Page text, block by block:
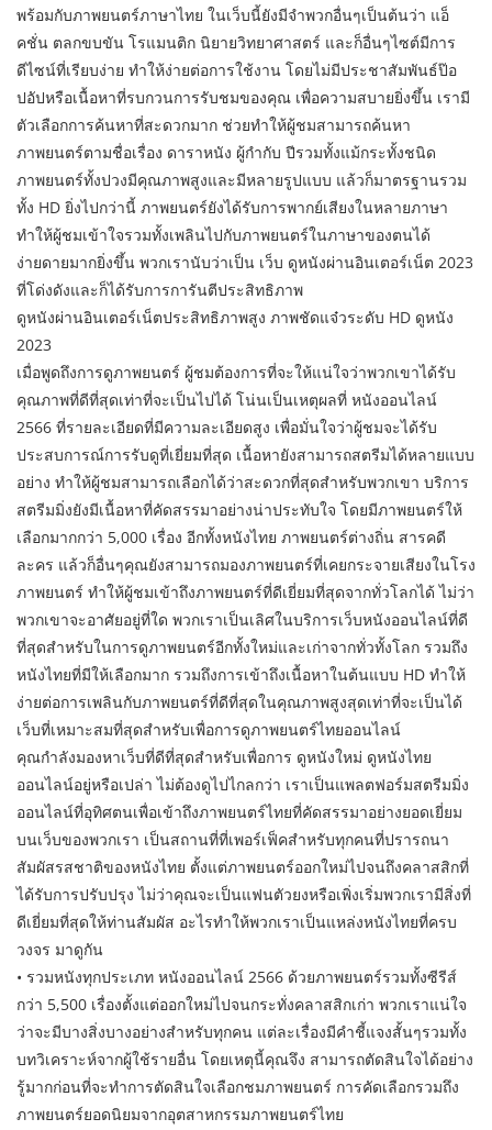
พร้อมกับภาพยนตร์ภาษาไทย ในเว็บนี้ยังมีจำพวกอื่นๆเป็นต้นว่า แอ็
คชั่น ตลกขบขัน โรแมนติก นิยายวิทยาศาสตร์ และก็อื่นๆไซต์มีการ
ดีไซน์ที่เรียบง่าย ทำให้ง่ายต่อการใช้งาน โดยไม่มีประชาสัมพันธ์ป๊อ
ปอัปหรือเนื้อหาที่รบกวนการรับชมของคุณ เพื่อความสบายยิ่งขึ้น เรามี
ตัวเลือกการค้นหาที่สะดวกมาก ช่วยทำให้ผู้ชมสามารถค้นหา
ภาพยนตร์ตามชื่อเรื่อง ดาราหนัง ผู้กำกับ ปีรวมทั้งแม้กระทั้งชนิด
ภาพยนตร์ทั้งปวงมีคุณภาพสูงและมีหลายรูปแบบ แล้วก็มาตรฐานรวม
ทั้ง HD ยิ่งไปกว่านี้ ภาพยนตร์ยังได้รับการพากย์เสียงในหลายภาษา
ทำให้ผู้ชมเข้าใจรวมทั้งเพลินไปกับภาพยนตร์ในภาษาของตนได้
ง่ายดายมากยิ่งขึ้น พวกเรานับว่าเป็น เว็บ ดูหนังผ่านอินเตอร์เน็ต 2023
ที่โด่งดังและก็ได้รับการการันตีประสิทธิภาพ
ดูหนังผ่านอินเตอร์เน็ตประสิทธิภาพสูง ภาพชัดแจ๋วระดับ HD ดูหนัง
2023
เมื่อพูดถึงการดูภาพยนตร์ ผู้ชมต้องการที่จะให้แน่ใจว่าพวกเขาได้รับ
คุณภาพที่ดีที่สุดเท่าที่จะเป็นไปได้ โน่นเป็นเหตุผลที่ หนังออนไลน์
2566 ที่รายละเอียดที่มีความละเอียดสูง เพื่อมั่นใจว่าผู้ชมจะได้รับ
ประสบการณ์การรับดูที่เยี่ยมที่สุด เนื้อหายังสามารถสตรีมได้หลายแบบ
อย่าง ทำให้ผู้ชมสามารถเลือกได้ว่าสะดวกที่สุดสำหรับพวกเขา บริการ
สตรีมมิ่งยังมีเนื้อหาที่คัดสรรมาอย่างน่าประทับใจ โดยมีภาพยนตร์ให้
เลือกมากกว่า 5,000 เรื่อง อีกทั้งหนังไทย ภาพยนตร์ต่างถิ่น สารคดี
ละคร แล้วก็อื่นๆคุณยังสามารถมองภาพยนตร์ที่เคยกระจายเสียงในโรง
ภาพยนตร์ ทำให้ผู้ชมเข้าถึงภาพยนตร์ที่ดีเยี่ยมที่สุดจากทั่วโลกได้ ไม่ว่า
พวกเขาจะอาศัยอยู่ที่ใด พวกเราเป็นเลิศในบริการเว็บหนังออนไลน์ที่ดี
ที่สุดสำหรับในการดูภาพยนตร์อีกทั้งใหม่และเก่าจากทั่วทั้งโลก รวมถึง
หนังไทยที่มีให้เลือกมาก รวมถึงการเข้าถึงเนื้อหาในต้นแบบ HD ทำให้
ง่ายต่อการเพลินกับภาพยนตร์ที่ดีที่สุดในคุณภาพสูงสุดเท่าที่จะเป็นได้
เว็บที่เหมาะสมที่สุดสำหรับเพื่อการดูภาพยนตร์ไทยออนไลน์
คุณกำลังมองหาเว็บที่ดีที่สุดสำหรับเพื่อการ ดูหนังใหม่ ดูหนังไทย
ออนไลน์อยู่หรือเปล่า ไม่ต้องดูไปไกลกว่า เราเป็นแพลตฟอร์มสตรีมมิ่ง
ออนไลน์ที่อุทิศตนเพื่อเข้าถึงภาพยนตร์ไทยที่คัดสรรมาอย่างยอดเยี่ยม
บนเว็บของพวกเรา เป็นสถานที่ที่เพอร์เฟ็คสำหรับทุกคนที่ปรารถนา
สัมผัสรสชาติของหนังไทย ตั้งแต่ภาพยนตร์ออกใหม่ไปจนถึงคลาสสิกที่
ได้รับการปรับปรุง ไม่ว่าคุณจะเป็นแฟนตัวยงหรือเพิ่งเริ่มพวกเรามีสิ่งที่
ดีเยี่ยมที่สุดให้ท่านสัมผัส อะไรทำให้พวกเราเป็นแหล่งหนังไทยที่ครบ
วงจร มาดูกัน
• รวมหนังทุกประเภท หนังออนไลน์ 2566 ด้วยภาพยนตร์รวมทั้งซีรีส์
กว่า 5,500 เรื่องตั้งแต่ออกใหม่ไปจนกระทั่งคลาสสิกเก่า พวกเราแน่ใจ
ว่าจะมีบางสิ่งบางอย่างสำหรับทุกคน แต่ละเรื่องมีคำชี้แจงสั้นๆรวมทั้ง
บทวิเคราะห์จากผู้ใช้รายอื่น โดยเหตุนี้คุณจึง สามารถตัดสินใจได้อย่าง
รู้มากก่อนที่จะทำการตัดสินใจเลือกชมภาพยนตร์ การคัดเลือกรวมถึง
ภาพยนตร์ยอดนิยมจากอุตสาหกรรมภาพยนตร์ไทย